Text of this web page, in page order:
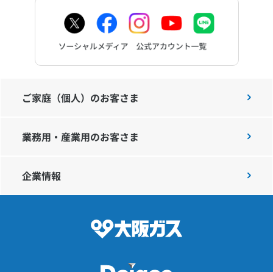
ご家庭（個人）のお客さま
業務用・産業用のお客さま
企業情報